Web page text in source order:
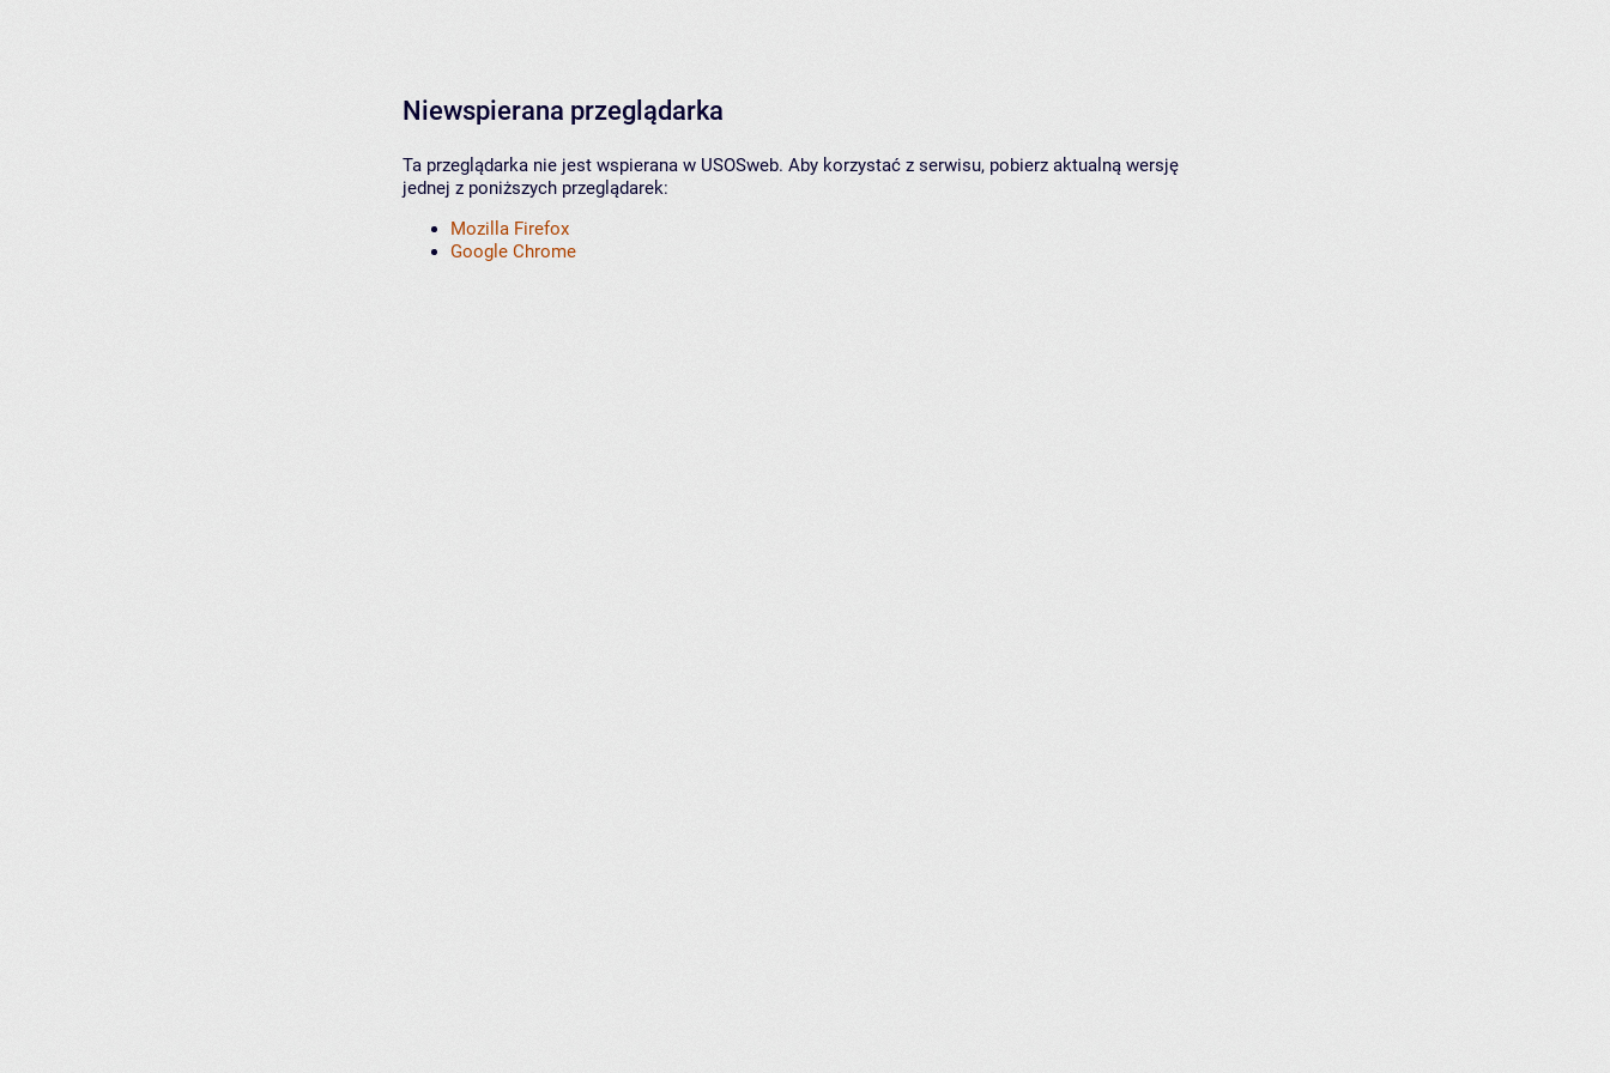
Niewspierana przeglądarka
Ta przeglądarka nie jest wspierana w USOSweb. Aby korzystać z serwisu, pobierz aktualną wersję
jednej z poniższych przeglądarek:
Mozilla Firefox
Google Chrome